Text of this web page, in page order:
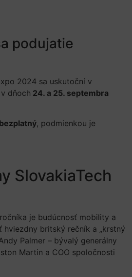
podujatie
2024 sa uskutoční v
dňoch 24. a 25. septembra
bezplatný, podmienkou je
SlovakiaTech
je budúcnosť mobility a
britský rečník a „krstný
Palmer – bývalý generálny
Martin a COO spoločnosti